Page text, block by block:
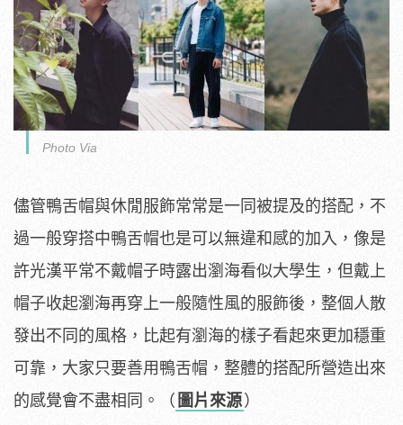
Photo Via
儘管鴨舌帽與休閒服飾常常是一同被提及的搭配，不
過一般穿搭中鴨舌帽也是可以無違和感的加入，像是
許光漢平常不戴帽子時露出瀏海看似大學生，但戴上
帽子收起瀏海再穿上一般隨性風的服飾後，整個人散
發出不同的風格，比起有瀏海的樣子看起來更加穩重
可靠，大家只要善用鴨舌帽，整體的搭配所營造出來
的感覺會不盡相同。（ 圖片來源）